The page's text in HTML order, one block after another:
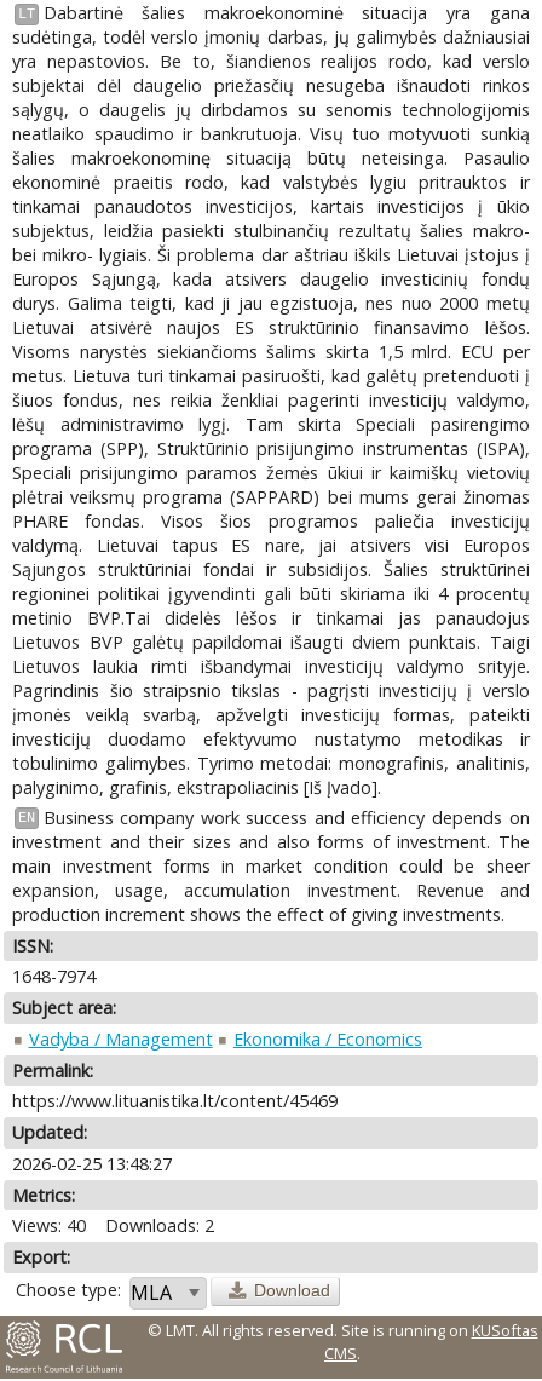
LT
Dabartinė šalies makroekonominė situacija yra gana
sudėtinga, todėl verslo įmonių darbas, jų galimybės dažniausiai
yra nepastovios. Be to, šiandienos realijos rodo, kad verslo
subjektai dėl daugelio priežasčių nesugeba išnaudoti rinkos
sąlygų, o daugelis jų dirbdamos su senomis technologijomis
neatlaiko spaudimo ir bankrutuoja. Visų tuo motyvuoti sunkią
šalies makroekonominę situaciją būtų neteisinga. Pasaulio
ekonominė praeitis rodo, kad valstybės lygiu pritrauktos ir
tinkamai panaudotos investicijos, kartais investicijos į ūkio
subjektus, leidžia pasiekti stulbinančių rezultatų šalies makro-
bei mikro- lygiais. Ši problema dar aštriau iškils Lietuvai įstojus į
Europos Sąjungą, kada atsivers daugelio investicinių fondų
durys. Galima teigti, kad ji jau egzistuoja, nes nuo 2000 metų
Lietuvai atsivėrė naujos ES struktūrinio finansavimo lėšos.
Visoms narystės siekiančioms šalims skirta 1,5 mlrd. ECU per
metus. Lietuva turi tinkamai pasiruošti, kad galėtų pretenduoti į
šiuos fondus, nes reikia ženkliai pagerinti investicijų valdymo,
lėšų administravimo lygį. Tam skirta Speciali pasirengimo
programa (SPP), Struktūrinio prisijungimo instrumentas (ISPA),
Speciali prisijungimo paramos žemės ūkiui ir kaimiškų vietovių
plėtrai veiksmų programa (SAPPARD) bei mums gerai žinomas
PHARE fondas. Visos šios programos paliečia investicijų
valdymą. Lietuvai tapus ES nare, jai atsivers visi Europos
Sąjungos struktūriniai fondai ir subsidijos. Šalies struktūrinei
regioninei politikai įgyvendinti gali būti skiriama iki 4 procentų
metinio BVP.Tai didelės lėšos ir tinkamai jas panaudojus
Lietuvos BVP galėtų papildomai išaugti dviem punktais. Taigi
Lietuvos laukia rimti išbandymai investicijų valdymo srityje.
Pagrindinis šio straipsnio tikslas - pagrįsti investicijų į verslo
įmonės veiklą svarbą, apžvelgti investicijų formas, pateikti
investicijų duodamo efektyvumo nustatymo metodikas ir
tobulinimo galimybes. Tyrimo metodai: monografinis, analitinis,
palyginimo, grafinis, ekstrapoliacinis [Iš Įvado].
EN
Business company work success and efficiency depends on
investment and their sizes and also forms of investment. The
main investment forms in market condition could be sheer
expansion, usage, accumulation investment. Revenue and
production increment shows the effect of giving investments.
ISSN:
1648-7974
Subject area:
Vadyba / Management
Ekonomika / Economics
Permalink:
https://www.lituanistika.lt/content/45469
Updated:
2026-02-25 13:48:27
Metrics:
Views: 40
Downloads: 2
Export:
Choose type:
Download
© LMT. All rights reserved. Site is running on KUSoftas
CMS.